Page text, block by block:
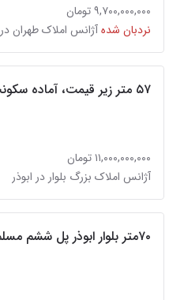
۹,۷۰۰,۰۰۰,۰۰۰ تومان
نردبان شده
۵۷ متر زیر قیمت، آماده سکونت
۱۱,۰۰۰,۰۰۰,۰۰۰ تومان
آژانس املاک بزرگ بلوار در ابوذر
۷۰متر بلوار ابوذر پل ششم مسلم